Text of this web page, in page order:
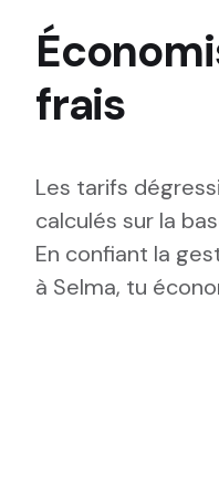
frais
Les tarifs
calculés sur la
En confiant la
à Selma, tu